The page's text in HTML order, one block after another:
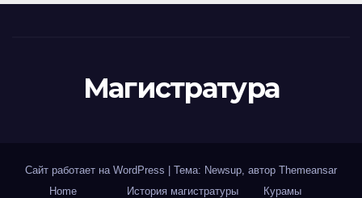
Магистратура
Сайт работает на WordPress Тема: Newsup, автор Themeansar
Home
История магистратуры Курамы